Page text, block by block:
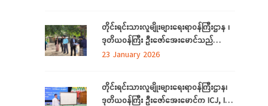
အတွင်းရှိ တိုင်းရင်းသားစာပေနှင့်ယဉ်ကျေးမှု
ကော်မတီများနှင့်တွေ့ဆုံ
တိုင်းရင်းသားလူမျိုးများရေးရာဝန်ကြီးဌာန ၊
ဒုတိယဝန်ကြီး ဦးဇော်အေးမောင်သည်
တိုင်းရင်းသားရေးရာနှင့်သက်မွေးပညာသင်
မည့်မြေနေရာတွင် လုပ်ငန်းဆောင်ရွက်မှု
အခြေအနေများကို ကြည့်ရှုစစ်ဆေးခြင်း
23 January 2026
တိုင်းရင်းသားလူမျိုးများရေးရာဝန်ကြီးဌာန၊
ဒုတိယဝန်ကြီး ဦးဇော်‌အေးမောင်က ICJ, ICC